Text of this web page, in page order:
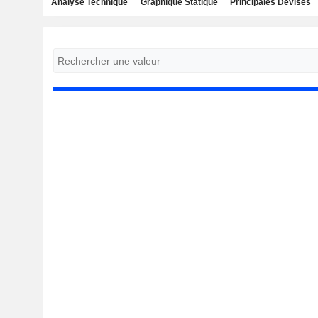
Analyse Technique Graphique Statique Principales Devises